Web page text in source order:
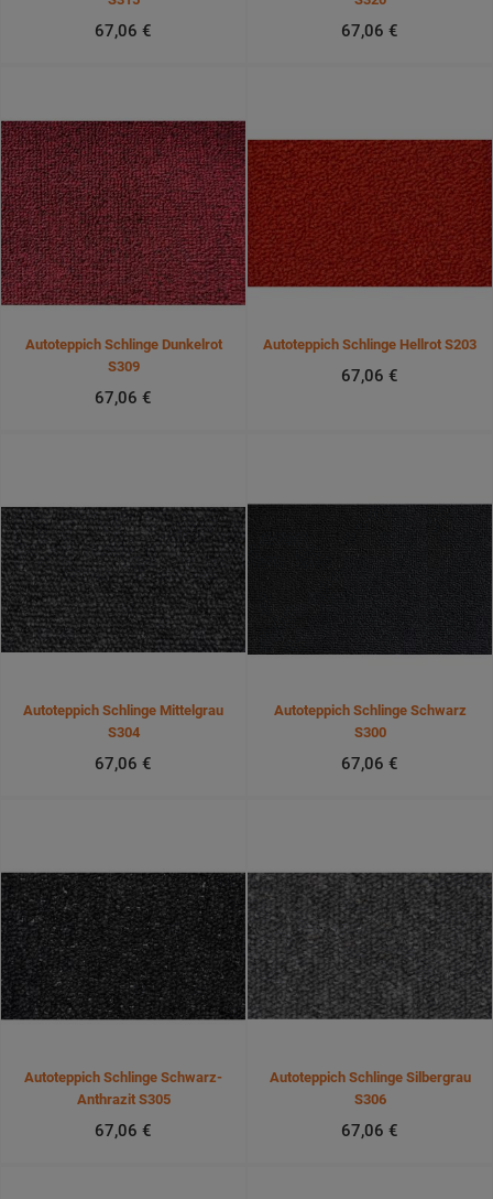
67,06 € 67,06 €
Autoteppich Schlinge Dunkelrot
S309
67,06 €
Autoteppich Schlinge Hellrot S203
67,06 €
Autoteppich Schlinge Mittelgrau
S304
67,06 €
Autoteppich Schlinge Schwarz
S300
67,06 €
Autoteppich Schlinge Schwarz-
Anthrazit S305
67,06 €
Autoteppich Schlinge Silbergrau
S306
67,06 €